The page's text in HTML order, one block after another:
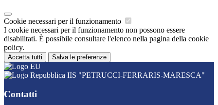
Cookie necessari per il funzionamento
I cookie necessari per il funzionamento non possono essere
disabilitati. È possibile consultare l'elenco nella pagina della cookie
policy.
Accetta tutti Salva le preferenze
IIS "PETRUCCI-FERRARIS-MARESCA"
Contatti